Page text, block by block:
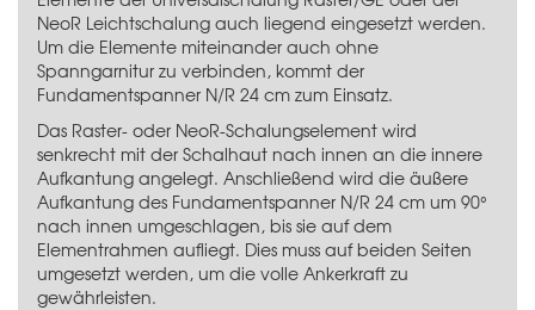
NeoR Leichtschalung auch liegend eingesetzt werden.
Um die Elemente miteinander auch ohne
Spanngarnitur zu verbinden, kommt der
Fundamentspanner N/R 24 cm zum Einsatz.
Das Raster- oder NeoR-Schalungselement wird
senkrecht mit der Schalhaut nach innen an die innere
Aufkantung angelegt. Anschließend wird die äußere
Aufkantung des Fundamentspanner N/R 24 cm um 90°
nach innen umgeschlagen, bis sie auf dem
Elementrahmen aufliegt. Dies muss auf beiden Seiten
umgesetzt werden, um die volle Ankerkraft zu
gewährleisten.